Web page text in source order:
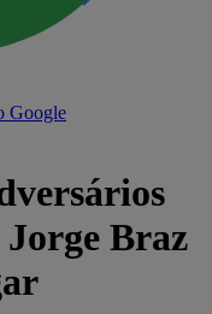
Google
Braz